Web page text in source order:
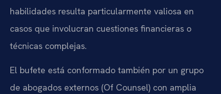
habilidades resulta particularmente valiosa en
casos que involucran cuestiones financieras o
técnicas complejas.
El bufete está conformado también por un grupo
de abogados externos (Of Counsel) con amplia